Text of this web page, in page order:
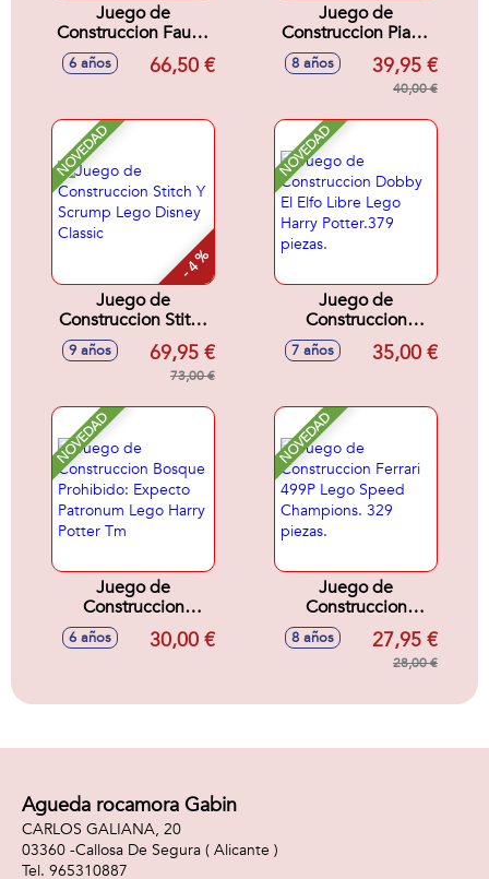
Juego de
Construccion Fauna
Salvaje: León
Majestuoso Lego
6 años 66,50 €
Juego de
Construccion Piano
Musical Decorativo
Con Gato Lego
Lego Creator
8 años 39,95 €
40,00 €
NOVEDAD
- 4 %
Juego de
Construccion Stitch
Y Scrump Lego
Disney Classic
9 años 69,95 €
73,00 €
NOVEDAD
Juego de
Construccion
Dobby El Elfo Libre
Lego Harry
7 años 35,00 €
NOVEDAD
Juego de
Construccion
Bosque Prohibido:
Expecto Patronum
6 años 30,00 €
NOVEDAD
Juego de
Construccion
Ferrari 499P Lego
Speed Champions.
329 piezas.
8 años 27,95 €
28,00 €
Agueda rocamora Gabin
CARLOS GALIANA, 20
03360 -Callosa De Segura ( Alicante )
965310887